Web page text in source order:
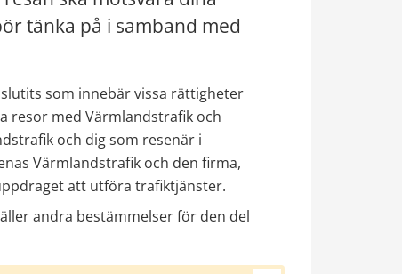
tänka på i samband med
som innebär vissa rättigheter
resor med Värmlandstrafik och
och dig som resenär i
Värmlandstrafik och den firma,
att utföra trafiktjänster.
andra bestämmelser för den del